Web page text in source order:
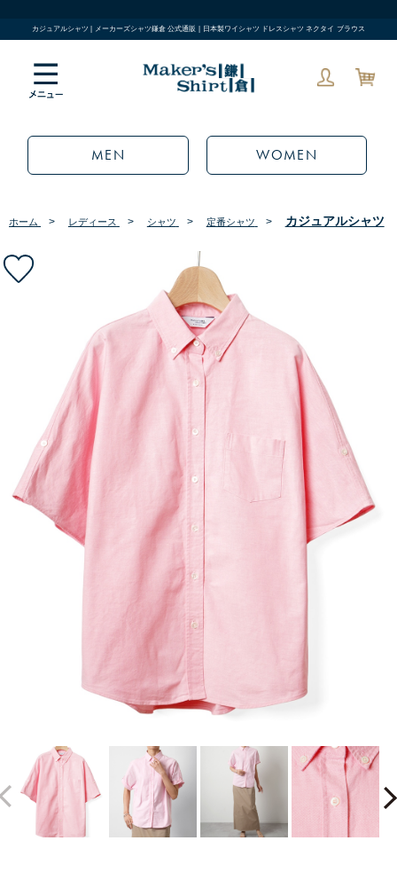
カジュアルシャツ | メーカーズシャツ鎌倉 公式通販 | 日本製ワイシャツ ドレスシャツ ネクタイ ブラウス
MEN WOMEN
ホーム > レディース > シャツ > 定番シャツ > カジュアルシャツ